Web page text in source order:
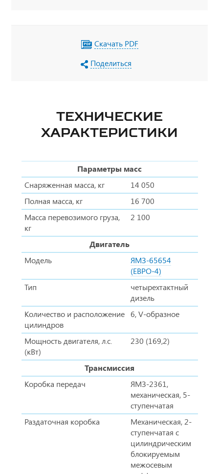
Скачать PDF
Поделиться
ТЕХНИЧЕСКИЕ
ХАРАКТЕРИСТИКИ
Параметры масс
Снаряженная масса, кг
14 050
Полная масса, кг
16 700
Масса перевозимого груза,
кг
2 100
Двигатель
Модель
ЯМЗ-65654
(ЕВРО-4)
Тип
четырехтактный
дизель
Количество и расположение
цилиндров
6, V-образное
Мощность двигателя, л.с.
(кВт)
230 (169,2)
Трансмиссия
Коробка передач
ЯМЗ-2361,
механическая, 5-
ступенчатая
Раздаточная коробка
Механическая, 2-
ступенчатая с
цилиндрическим
блокируемым
межосевым